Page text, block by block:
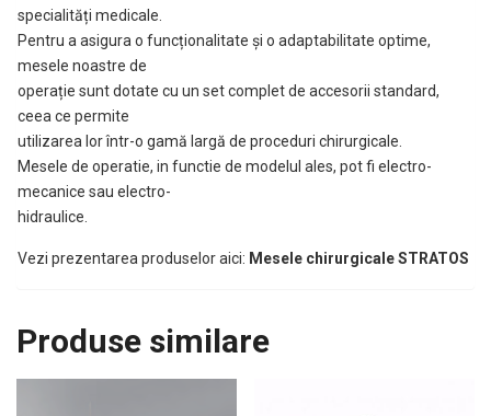
specialități medicale.
Pentru a asigura o funcționalitate și o adaptabilitate optime,
mesele noastre de
operație sunt dotate cu un set complet de accesorii standard,
ceea ce permite
utilizarea lor într-o gamă largă de proceduri chirurgicale.
Mesele de operatie, in functie de modelul ales, pot fi electro-
mecanice sau electro-
hidraulice.
Vezi prezentarea produselor aici: Mesele chirurgicale STRATOS
Produse similare